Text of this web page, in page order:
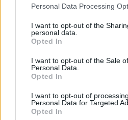
Personal Data Processing
I want to opt-out of the
personal data.
Opted In
I want to opt-out of the Sale
Personal Data.
Opted In
I want to opt-out of
Personal Data for Targeted
Opted In
Feyenoord-verhaal van
'Hij is weer gewoon mijn
openhartig over Robin van
Lille geeft niet op na
bod op Gjivai Zechiël?
Been blikt terug op
schaamte voel ik nog altijd"